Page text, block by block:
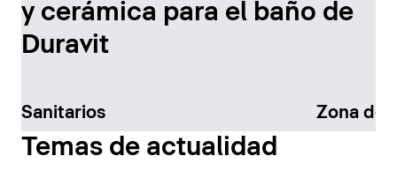
Descúbralo ahora
y cerámica para el baño de
Duravit
Sanitarios Zona de
Temas de actualidad